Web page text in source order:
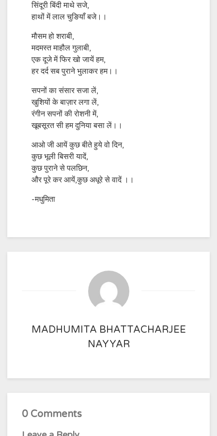
सिंदूरी बिंदी माथे सजे,
हाथों में लाल चुङियाँ बजे।।
मौसम हो शराबी,
मदमस्त माहौल गुलाबी,
एक दूजे में फिर खो जायें हम,
हर दर्द सब पुराने भुलाकर हम।।
सपनों का संसार सजा लें,
खुशियों के बाज़ार लगा लें,
रंगीन सपनों की रोशनी में,
खूबसूरत सी हम दुनिया बसा लें।।
आओ जी आयें कुछ बीते हुये वो दिन,
कुछ भूली बिसरी यादें,
कुछ पुराने से पलछिन,
और पूरे कर आयें,कुछ अधूरे से वादें ।।
-मधुमिता
MADHUMITA BHATTACHARJEE
NAYYAR
0 Comments